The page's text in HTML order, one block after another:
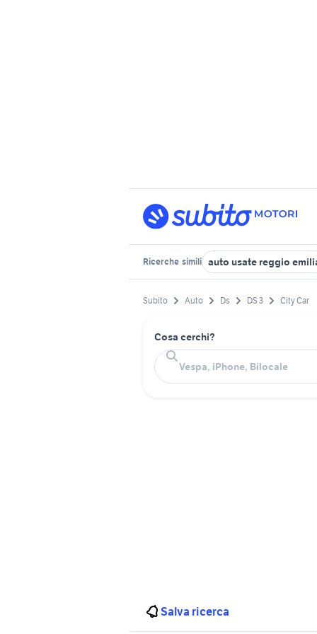
Ricerche simili auto usate reggio
Subito Auto Ds DS 3 City Car
Cosa cerchi?
Salva ricerca